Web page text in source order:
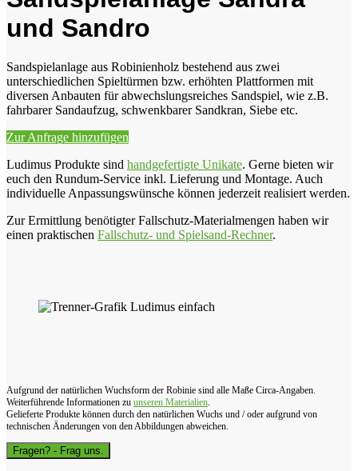
und Sandro
Sandspielanlage aus Robinienholz bestehend aus zwei
unterschiedlichen Spieltürmen bzw. erhöhten Plattformen mit
diversen Anbauten für abwechslungsreiches Sandspiel, wie z.B.
fahrbarer Sandaufzug, schwenkbarer Sandkran, Siebe etc.
Zur Anfrage hinzufügen
Ludimus Produkte sind handgefertigte Unikate. Gerne bieten wir
euch den Rundum-Service inkl. Lieferung und Montage. Auch
individuelle Anpassungswünsche können jederzeit realisiert werden.
Zur Ermittlung benötigter Fallschutz-Materialmengen haben wir
einen praktischen Fallschutz- und Spielsand-Rechner.
Aufgrund der natürlichen Wuchsform der Robinie sind alle Maße Circa-Angaben.
Weiterführende Informationen zu unseren Materialien.
Gelieferte Produkte können durch den natürlichen Wuchs und / oder aufgrund von
technischen Änderungen von den Abbildungen abweichen.
Fragen? - Frag uns.